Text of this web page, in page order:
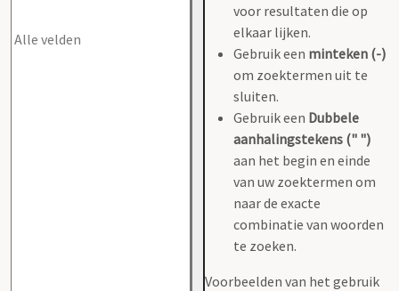
voor resultaten die op
elkaar lijken.
Gebruik een minteken (-)
om zoektermen uit te
sluiten.
Gebruik een Dubbele
aanhalingstekens (" ")
aan het begin en einde
van uw zoektermen om
naar de exacte
combinatie van woorden
te zoeken.
Voorbeelden van het gebruik